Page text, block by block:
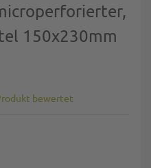
150x230mm
bewertet